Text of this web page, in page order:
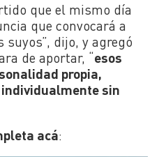
que el mismo día
que convocará a
dijo, y agregó
de aportar, “esos
propia,
sin
acá: